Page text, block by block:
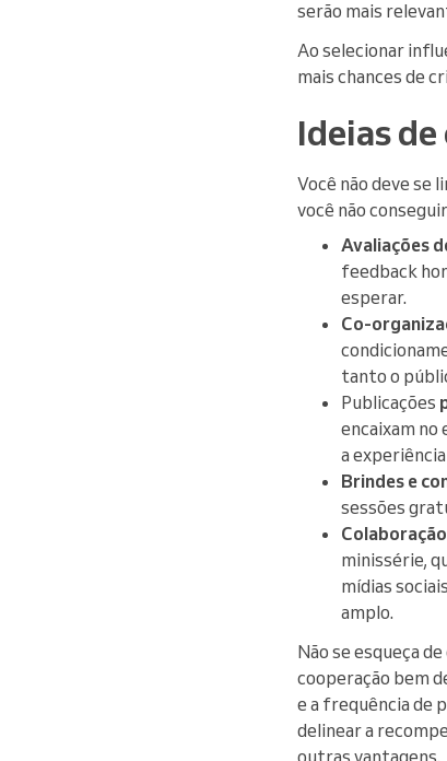
serão mais
Ao selecionar
mais chances de
Ideias
Você não deve se
você não
Avaliações
feedback
esperar.
Co-
tanto o
Publicações
encaixam no
a
Brindes e
sessões
minissérie,
mídias
amplo.
Não se esqueça
cooperação bem
e a frequência de
delinear a
outras vantagens.